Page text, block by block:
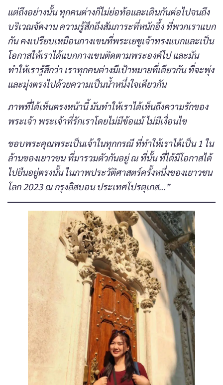
แต่ถึงอย่างนั้น ทุกคนต่างก็ไม่ย่อท้อและเดินกันต่อไปจนถึง
บริเวณจัดงาน ความรู้สึกถึงสัมภาระที่หนักอึ้ง ที่พวกเราแบก
กัน คงเปรียบเหมือนกางเขนที่พระเยซูเจ้าทรงแบกและเป็น
โอกาสให้เราได้แบกกางเขนติดตามพระองค์ไป และมัน
ทำให้เรารู้สึกว่า เราทุกคนต่างมีเป้าหมายที่เดียวกัน ที่จะพุ่ง
และมุ่งตรงไปด้วยความเป็นน้ำหนึ่งใจเดียวกัน
ภาพที่ได้เห็นตรงหน้านี้ มันทำให้เราได้เห็นถึงความรักของ
พระเจ้า พระเจ้าที่รักเราโดยไม่มีข้อแม้ ไม่มีเงื่อนไข
ขอบพระคุณพระเป็นเจ้าในทุกกรณี ที่ทำให้เราได้เป็น 1 ใน
ล้านของเยาวชน ที่มารวมตัวกันอยู่ ณ ที่นั้น ที่ได้มีโอกาสได้
ไปยืนอยู่ตรงนั้น ในภาพประวัติศาสตร์ครั้งหนึ่งของเยาวชน
โลก 2023 ณ กรุงลิสบอน ประเทศโปรตุเกส…”